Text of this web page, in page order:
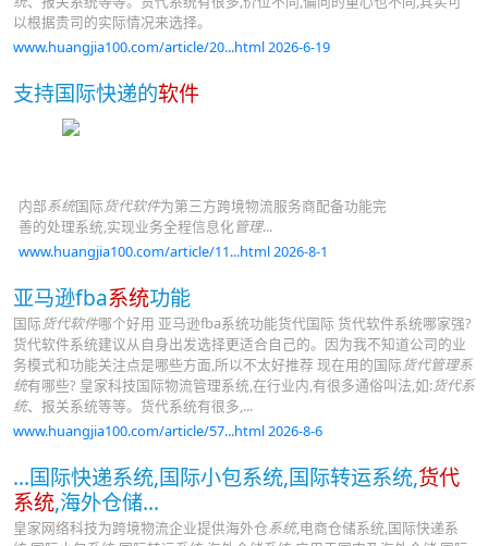
以根据贵司的实际情况来选择。
www.huangjia100.com/article/20...html 2026-6-19
支持国际快递的软件
内部系统国际 货代软件为第三方跨境物流服务商配备功能完
善的处理系统,实现业务全程信息化管理...
www.huangjia100.com/article/11...html 2026-8-1
亚马逊fba系统功能
国际 货代软件哪个好用 亚马逊fba系统功能货代国际 货代软件系统哪家强?
货代软件系统建议从自身出发选择更适合自己的。因为我不知道公司的业
务模式和功能关注点是哪些方面,所以不太好推荐 现在用的国际 货代管理系
统有哪些? 皇家科技国际物流管理系统,在行业内,有很多通俗叫法,如:货代系
统、报关系统等等。货代系统有很多,...
www.huangjia100.com/article/57...html 2026-8-6
...国际快递系统,国际小包系统,国际转运系统,货代
系统,海外仓储...
皇家网络科技为跨境物流企业提供海外仓系统,电商仓储系统,国际快递系